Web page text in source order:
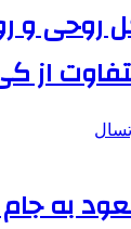
روحی و